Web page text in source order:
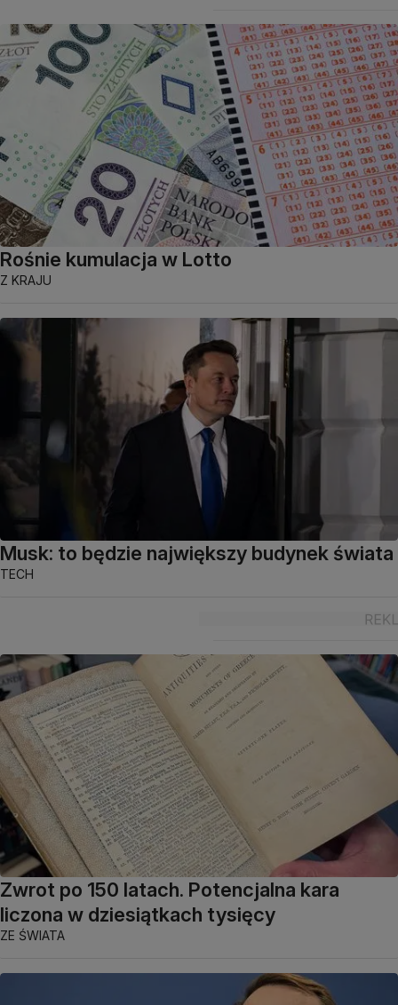
Rośnie kumulacja w Lotto
Z KRAJU
Musk: to będzie największy budynek świata
TECH
Zwrot po 150 latach. Potencjalna kara
liczona w dziesiątkach tysięcy
ZE ŚWIATA